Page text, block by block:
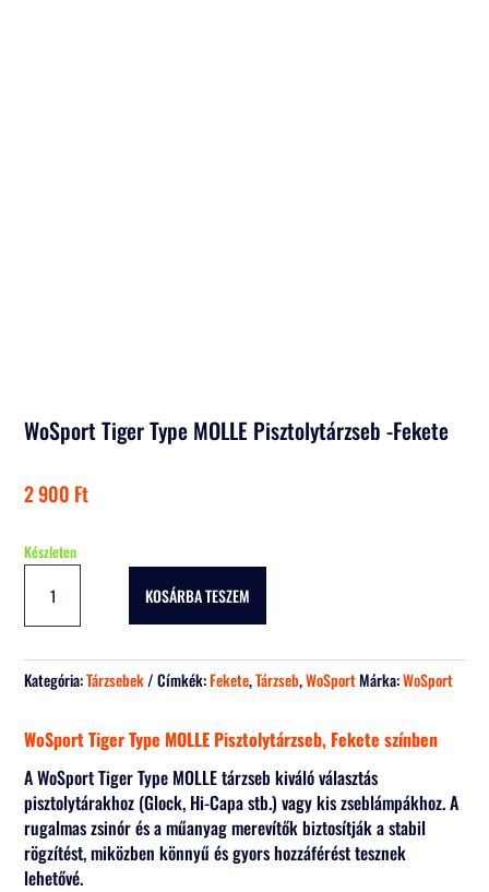
WoSport Tiger Type MOLLE Pisztolytárzseb -Fekete
2 900 Ft
Készleten
Tiger
Type
Pisztolytárzseb
Fekete
mennyiség
KOSÁRBA TESZEM
Kategória:Tárzsebek Címkék:Fekete,Tárzseb,WoSportMárka:WoSport
WoSport Tiger Type MOLLE Pisztolytárzseb, Fekete színben
A WoSport Tiger Type MOLLE tárzseb kiváló választás
pisztolytárakhoz (Glock, Hi-Capa stb.) vagy kis zseblámpákhoz. A
rugalmas zsinór és a műanyag merevítők biztosítják a stabil
rögzítést, miközben könnyű és gyors hozzáférést tesznek
lehetővé.